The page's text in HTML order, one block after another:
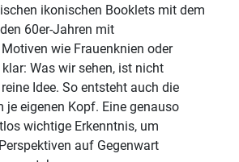
ikonischen Booklets mit dem
60er-Jahren mit
wie Frauenknien oder
Was wir sehen, ist nicht
Idee. So entsteht auch die
je eigenen Kopf. Eine genauso
wichtige Erkenntnis, um
auf Gegenwart